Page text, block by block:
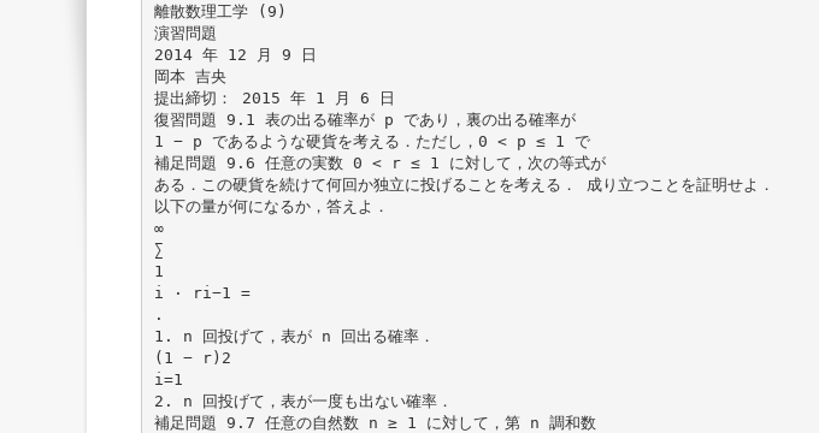
離散数理工学 (9)
演習問題
2014 年 12 月 9 日
岡本 吉央
提出締切： 2015 年 1 月 6 日
復習問題 9.1 表の出る確率が p であり，裏の出る確率が
1 − p であるような硬貨を考える．ただし，0 < p ≤ 1 で
補足問題 9.6 任意の実数 0 < r ≤ 1 に対して，次の等式が
ある．この硬貨を続けて何回か独立に投げることを考える． 成り立つことを証明せよ．
以下の量が何になるか，答えよ．
∞
∑
1
i · ri−1 =
.
1. n 回投げて，表が n 回出る確率．
(1 − r)2
i=1
2. n 回投げて，表が一度も出ない確率．
補足問題 9.7 任意の自然数 n ≥ 1 に対して，第 n 調和数